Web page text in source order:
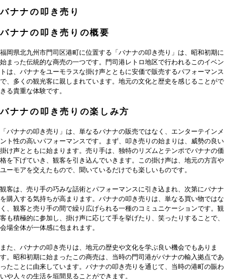
バナナの叩き売り
バナナの叩き売りの概要
福岡県北九州市門司区港町に位置する「バナナの叩き売り」は、昭和初期に
始まった伝統的な商売の一つです。門司港レトロ地区で行われるこのイベン
トは、バナナをユーモラスな掛け声とともに安価で販売するパフォーマンス
で、多くの観光客に親しまれています。地元の文化と歴史を感じることがで
きる貴重な体験です。
バナナの叩き売りの楽しみ方
「バナナの叩き売り」は、単なるバナナの販売ではなく、エンターテインメ
ント性の高いパフォーマンスです。まず、叩き売りの始まりは、威勢の良い
掛け声とともに始まります。売り手は、独特のリズムとテンポでバナナの価
格を下げていき、観客を引き込んでいきます。この掛け声は、地元の方言や
ユーモアを交えたもので、聞いているだけでも楽しいものです。
観客は、売り手の巧みな話術とパフォーマンスに引き込まれ、次第にバナナ
を購入する気持ちが高まります。バナナの叩き売りは、単なる買い物ではな
く、観客と売り手の間で繰り広げられる一種のコミュニケーションです。観
客も積極的に参加し、掛け声に応じて手を挙げたり、笑ったりすることで、
会場全体が一体感に包まれます。
また、バナナの叩き売りは、地元の歴史や文化を学ぶ良い機会でもありま
す。昭和初期に始まったこの商売は、当時の門司港がバナナの輸入拠点であ
ったことに由来しています。バナナの叩き売りを通じて、当時の港町の賑わ
いや人々の生活を垣間見ることができます。